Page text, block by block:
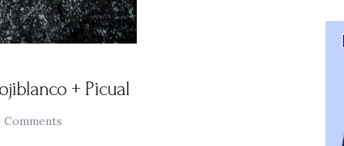
+ Picual
Comments